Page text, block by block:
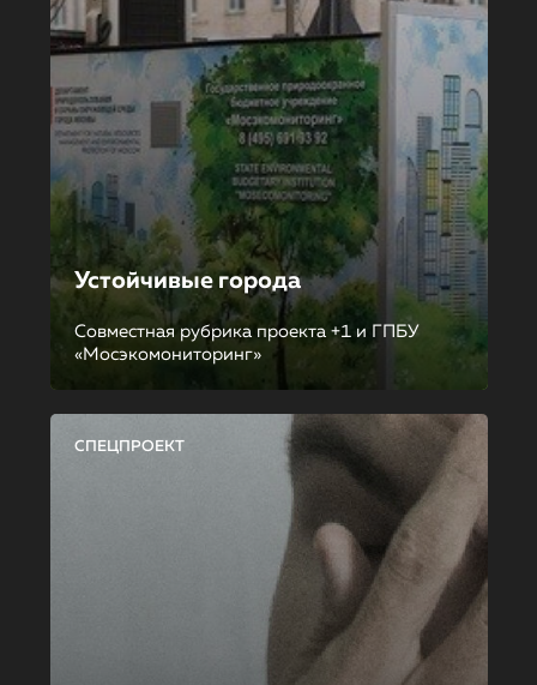
Устойчивые города
Совместная рубрика проекта +1 и ГПБУ
«Мосэкомониторинг»
СПЕЦПРОЕКТ